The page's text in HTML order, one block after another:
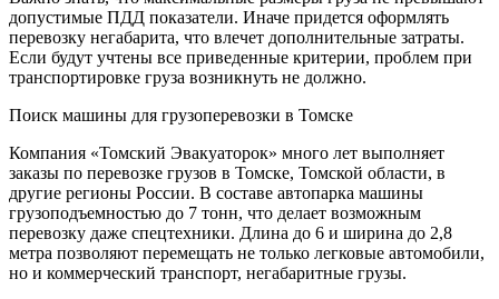
допустимые ПДД показатели. Иначе придется оформлять
перевозку негабарита, что влечет дополнительные затраты.
Если будут учтены все приведенные критерии, проблем при
транспортировке груза возникнуть не должно.
Поиск машины для грузоперевозки в Томске
Компания «Томский Эвакуаторок» много лет выполняет
заказы по перевозке грузов в Томске, Томской области, в
другие регионы России. В составе автопарка машины
грузоподъемностью до 7 тонн, что делает возможным
перевозку даже спецтехники. Длина до 6 и ширина до 2,8
метра позволяют перемещать не только легковые автомобили,
но и коммерческий транспорт, негабаритные грузы.